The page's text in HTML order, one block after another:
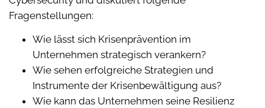
Fragenstellungen:
Wie lässt sich Krisenprävention im
Unternehmen strategisch verankern?
Wie sehen erfolgreiche Strategien und
Instrumente der Krisenbewältigung aus?
Wie kann das Unternehmen seine Resilienz